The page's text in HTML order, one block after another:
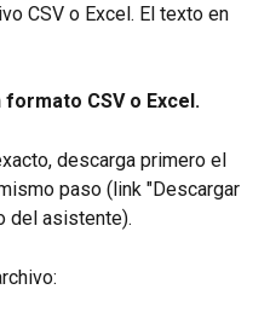
CSV o Excel. El texto en
CSV o Excel.
descarga primero el
paso (link "Descargar
del asistente).